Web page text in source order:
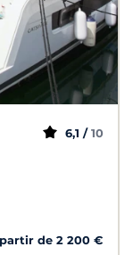
6,1 / 10
de 2 200 €